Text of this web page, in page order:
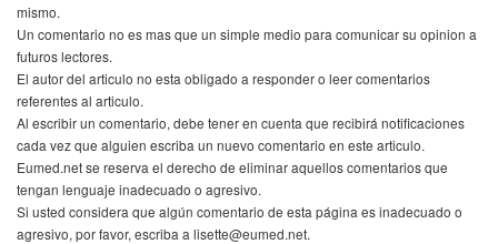
mismo.
Un comentario no es mas que un simple medio para comunicar su opinion a
futuros lectores.
El autor del articulo no esta obligado a responder o leer comentarios
referentes al articulo.
Al escribir un comentario, debe tener en cuenta que recibirá notificaciones
cada vez que alguien escriba un nuevo comentario en este articulo.
Eumed.net se reserva el derecho de eliminar aquellos comentarios que
tengan lenguaje inadecuado o agresivo.
Si usted considera que algún comentario de esta página es inadecuado o
agresivo, por favor, escriba a lisette@eumed.net.